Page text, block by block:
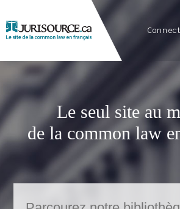
Le seul site au
de la common law